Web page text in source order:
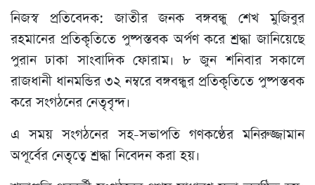
নিজস্ব প্রতিবেদক: জাতীর জনক বঙ্গবন্ধু শেখ মুজিবুর
রহমানের প্রতিকৃতিতে পুষ্পস্তবক অর্পণ করে শ্রদ্ধা জানিয়েছে
পুরান ঢাকা সাংবাদিক ফোরাম। ৮ জুন শনিবার সকালে
রাজধানী ধানমন্ডির ৩২ নম্বরে বঙ্গবন্ধুর প্রতিকৃতিতে পুষ্পস্তবক
করে সংগঠনের নেতৃবৃন্দ।
এ সময় সংগঠনের সহ-সভাপতি গণকণ্ঠের মনিরুজ্জামান
অপূর্বের নেতৃত্বে শ্রদ্ধা নিবেদন করা হয়।